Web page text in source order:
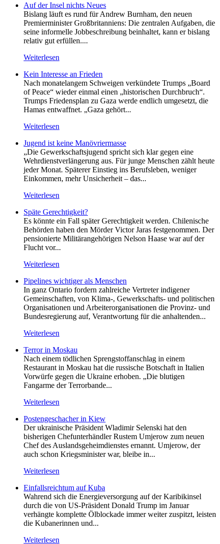
Auf der Insel nichts Neues
Bislang läuft es rund für Andrew Burnham, den neuen
Premierminister Großbritanniens: Die zentralen Aufgaben, die
seine informelle Jobbeschreibung beinhaltet, kann er bislang
relativ gut erfüllen....
Weiterlesen
Kein Inte­resse an Frieden
Nach monatelangem Schweigen verkündete Trumps „Board
of Peace“ wieder einmal einen „historischen Durchbruch“.
Trumps Friedensplan zu Gaza werde endlich umgesetzt, die
Hamas entwaffnet. „Gaza gehört...
Weiterlesen
Jugend ist keine Manövriermasse
„Die Gewerkschaftsjugend spricht sich klar gegen eine
Wehrdienstverlängerung aus. Für junge Menschen zählt heute
jeder Monat. Späterer Einstieg ins Berufsleben, weniger
Einkommen, mehr Unsicherheit – das...
Weiterlesen
Späte Gerechtigkeit?
Es könnte ein Fall später Gerechtigkeit werden. Chilenische
Behörden haben den Mörder Victor Jaras festgenommen. Der
pensionierte Militärangehörigen Nelson Haase war auf der
Flucht vor...
Weiterlesen
Pipelines wichtiger als Menschen
In ganz Ontario fordern zahlreiche Vertreter indigener
Gemeinschaften, von Klima-, Gewerkschafts- und politischen
Organisationen und Arbeiterorganisationen die Provinz- und
Bundesregierung auf, Verantwortung für die anhaltenden...
Weiterlesen
Terror in Moskau
Nach einem tödlichen Sprengstoffanschlag in einem
Restaurant in Moskau hat die russische Botschaft in Italien
Vorwürfe gegen die Ukraine erhoben. „Die blutigen
Fangarme der Terrorbande...
Weiterlesen
Postengeschacher in Kiew
Der ukrainische Präsident Wladimir Selenski hat den
bisherigen Chefunterhändler Rustem Umjerow zum neuen
Chef des Auslandsgeheimdienstes ernannt. Umjerow, der
auch schon Kriegsminister war, bleibe in...
Weiterlesen
Einfallsreichtum auf Kuba
Wahrend sich die Energieversorgung auf der Karibikinsel
durch die von US-Präsident Donald Trump im Januar
verhängte komplette Ölblockade immer weiter zuspitzt, leisten
die Kubanerinnen und...
Weiterlesen